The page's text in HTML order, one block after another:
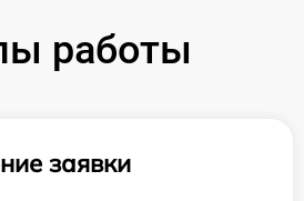
работы
заявки